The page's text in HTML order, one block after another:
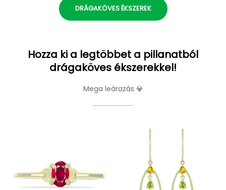
DRÁGAKÖVES ÉKSZEREK
Hozza ki a legtöbbet a pillanatból
drágaköves ékszerekkel!
Mega leárazás 💎